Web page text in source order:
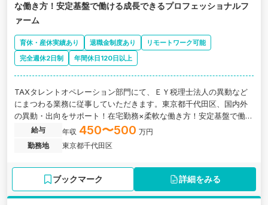
な働き方！安定基盤で働ける成長できるプロフェッショナルフ
ァーム
育休・産休実績あり 退職金制度あり
リモートワーク可能
完全週休2日制
年間休日120日以上
TAXタレントオペレーション部門にて、ＥＹ税理士法人の異動など
にまつわる業務に従事していただきます。東京都千代田区、国内外
の異動・出向をサポート！在宅勤務×柔軟な働き方！安定基盤で働け
る成長できるプロフェッショナルファームの求人です。
給与 年収 450〜500 万円
勤務地
東京都千代田区
ブックマーク 詳細をみる